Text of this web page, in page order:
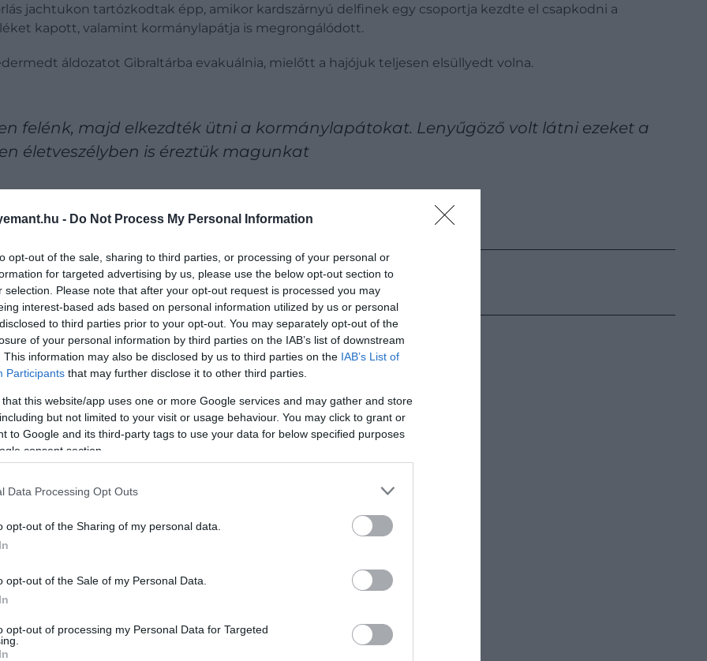
- Do Not Process My Personal Information
opt-out of the sale, sharing to third parties, or processing of your personal or
for targeted advertising by us, please use the below opt-out section to
selection. Please note that after your opt-out request is processed you may
interest-based ads based on personal information utilized by us or personal
to third parties prior to your opt-out. You may separately opt-out of the
of your personal information by third parties on the IAB’s list of downstream
This information may also be disclosed by us to third parties on the IAB’s List of
Participants that may further disclose it to other third parties.
that this website/app uses one or more Google services and may gather and store
but not limited to your visit or usage behaviour. You may click to grant or
to Google and its third-party tags to use your data for below specified purposes
consent section.
Data Processing Opt Outs
opt-out of the Sharing of my personal data.
opt-out of the Sale of my Personal Data.
opt-out of processing my Personal Data for Targeted
jachtukon tartózkodtak épp, amikor kardszárnyú delfinek egy csoportja kezdte el csapkodni a
kapott, valamint kormánylapátja is megrongálódott.
áldozatot Gibraltárba evakuálnia, mielőtt a hajójuk teljesen elsüllyedt volna.
felénk, majd elkezdték ütni a kormánylapátokat. Lenyűgöző volt látni ezeket a
életveszélyben is éreztük magunkat
térségében élő bálnák